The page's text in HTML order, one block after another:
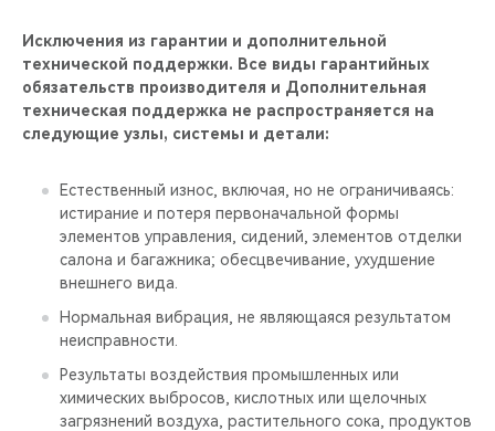
Исключения из гарантии и дополнительной
технической поддержки. Все виды гарантийных
обязательств производителя и Дополнительная
техническая поддержка не распространяется на
следующие узлы, системы и детали:
Естественный износ, включая, но не ограничиваясь:
истирание и потеря первоначальной формы
элементов управления, сидений, элементов отделки
салона и багажника; обесцвечивание, ухудшение
внешнего вида.
Нормальная вибрация, не являющаяся результатом
неисправности.
Результаты воздействия промышленных или
химических выбросов, кислотных или щелочных
загрязнений воздуха, растительного сока, продуктов